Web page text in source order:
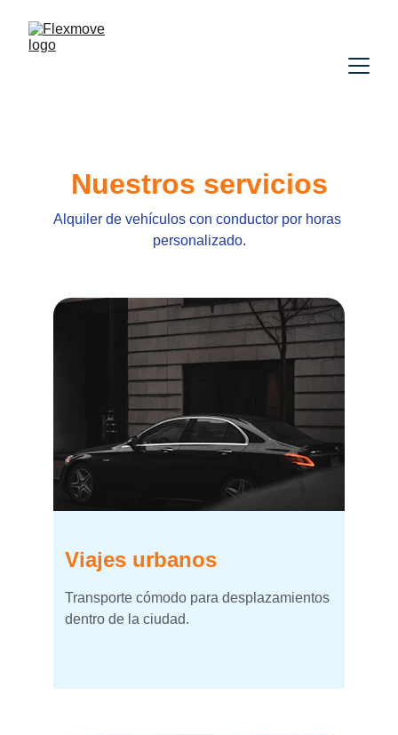
Nuestros servicios
Alquiler de vehículos con conductor por horas
personalizado.
Viajes urbanos
Transporte cómodo para desplazamientos
dentro de la ciudad.